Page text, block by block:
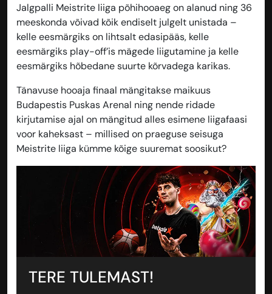
Jalgpalli Meistrite liiga põhihooaeg on alanud ning 36
meeskonda võivad kõik endiselt julgelt unistada –
kelle eesmärgiks on lihtsalt edasipääs, kelle
eesmärgiks play-off’is mägede liigutamine ja kelle
eesmärgiks hõbedane suurte kõrvadega karikas.
Tänavuse hooaja finaal mängitakse maikuus
Budapestis Puskas Arenal ning nende ridade
kirjutamise ajal on mängitud alles esimene liigafaasi
voor kaheksast – millised on praeguse seisuga
Meistrite liiga kümme kõige suuremat soosikut?
TERE TULEMAST!